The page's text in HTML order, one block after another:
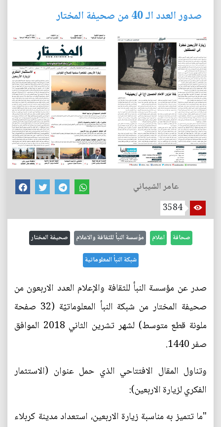
صدور العدد الـ 40 من صحيفة المختار
عامر الشيباني
3584
صحافة اعلام مؤسسة النبأ للثقافة والاعلام صحيفة المختار
شبكة النبأ المعلوماتية
صدر عن مؤسسة النبأ للثقافة والإعلام العدد الاربعون من
صحيفة المختار من شبكة النبأ المعلوماتيّة (32 صفحة
ملونة قطع متوسط) لشهر تشرين الثاني 2018 الموافق
صفر 1440.
وتناول المقال الافتتاحي الذي حمل عنوان (الاستثمار
الفكري لزيارة الاربعين):
"ما تتميز به مناسبة زيارة الاربعين، استعداد مدينة كربلاء